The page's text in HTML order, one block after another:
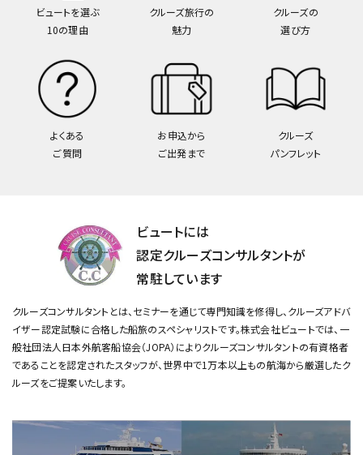
ビュートを選ぶ
10の理由
クルーズ旅行の
魅力
クルーズの
選び方
よくある
ご質問
お申込から
ご出発まで
クルーズ
パンフレット
ビュートには
認定クルーズコンサルタントが
常駐しています
クルーズコンサルタントとは、セミナーを通じて専門知識を修得し、クルーズアドバ
イザー認定試験に合格した船旅のスペシャリストです。株式会社ビュートでは、一
般社団法人日本外航客船協会（JOPA）によりクルーズコンサルタントの有資格者
であることを認定されたスタッフが、世界中で1万本以上もの航海から厳選したク
ルーズをご提案いたします。